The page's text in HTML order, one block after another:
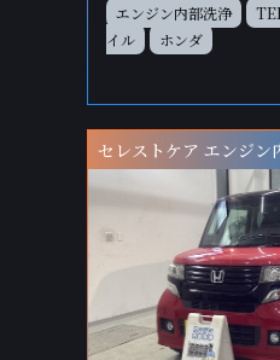
エンジン内部洗浄
イル
ホンダ
セレストケア エンジン